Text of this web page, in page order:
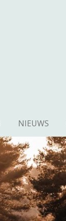
NIEUWS